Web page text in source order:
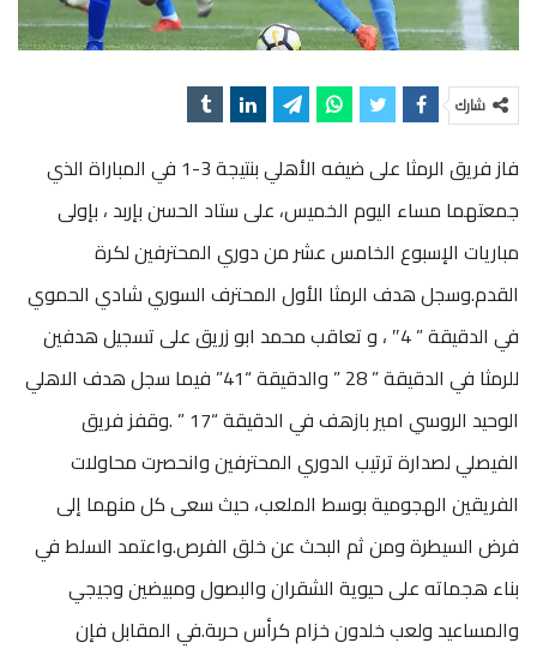
شارك
فاز فريق الرمثا على ضيفه الأهلي بنتيجة 3-1 في المباراة الذي
جمعتهما مساء اليوم الخميس، على ستاد الحسن بإربد ، بإولى
مباريات الإسبوع الخامس عشر من دوري المحترفين لكرة
القدم.وسجل هدف الرمثا الأول المحترف السوري شادي الحموي
في الدقيقة ” 4″ ، و تعاقب محمد ابو زريق على تسجيل هدفين
للرمثا في الدقيقة ” 28 ” والدقيقة “41” فيما سجل هدف الاهلي
الوحيد الروسي امير بازهف في الدقيقة “17 ” .وقفز فريق
الفيصلي لصدارة ترتيب الدوري المحترفين وانحصرت محاولات
الفريقين الهجومية بوسط الملعب، حيث سعى كل منهما إلى
فرض السيطرة ومن ثم البحث عن خلق الفرص.واعتمد السلط في
بناء هجماته على حيوية الشقران والبصول ومبيضين وجيجي
والمساعيد ولعب خلدون خزام كرأس حربة.في المقابل فإن